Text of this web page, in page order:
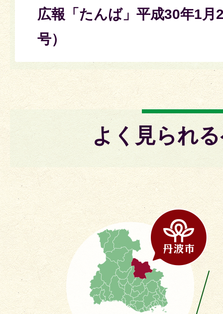
広報「たんば」平成30年1月
号）
よく見られ